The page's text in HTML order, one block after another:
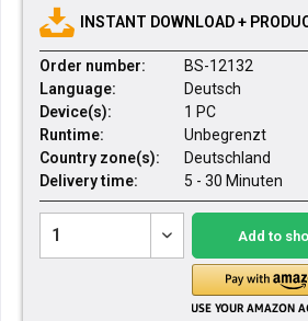
INSTANT DOWNLOAD +
Order number:
BS-12132
Language:
Deutsch
Device(s):
1 PC
Runtime:
Unbegrenzt
Country zone(s):
Deutschland
Delivery time:
5 - 30 Minuten
Add to